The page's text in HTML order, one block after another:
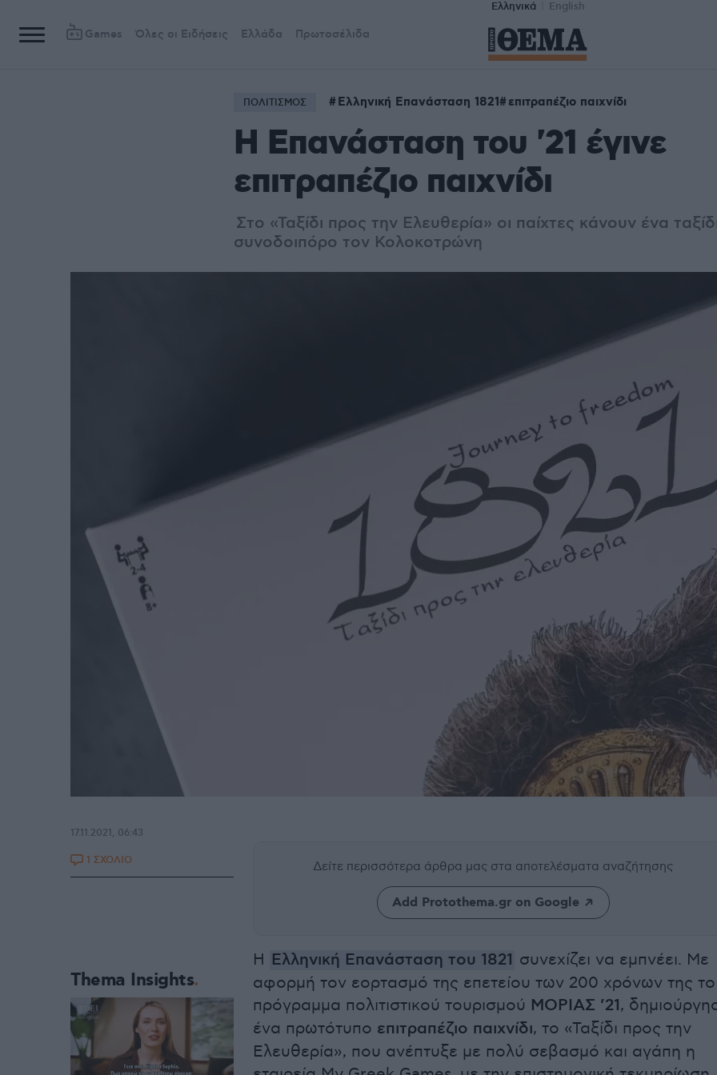
Ελληνικά English
Games Όλες οι Ειδήσεις Ελλάδα Πρωτοσέλιδα
ΠΟΛΙΤΙΣΜΟΣ Ελληνική Επανάσταση 1821 επιτραπέζιο παιχνίδι
Η Επανάσταση του '21 έγινε
επιτραπέζιο παιχνίδι
Στο «Ταξίδι προς την Ελευθερία» οι παίχτες κάνουν ένα
συνοδοιπόρο τον Κολοκοτρώνη
Δείτε περισσότερα άρθρα μας στα αποτελέσματα αναζήτησης
Add Protothema.gr on Google
Η Ελληνική Επανάσταση του 1821 συνεχίζει να εμπνέει. Με
αφορμή τον εορτασμό της επετείου των 200 χρόνων της το
πρόγραμμα πολιτιστικού τουρισμού ΜΟΡΙΑΣ ’21,
ένα πρωτότυπο επιτραπέζιο παιχνίδι, το «Ταξίδι προς την
Ελευθερία», που ανέπτυξε με πολύ σεβασμό και αγάπη η
17.11.2021, 06:43
1 ΣΧΟΛΙΟ
Thema Insights